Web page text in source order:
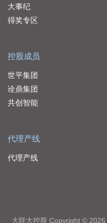
大事纪
得奖专区
控股成员
世平集团
诠鼎集团
共创智能
代理产线
代理产线
大联大控股 Copyright ©